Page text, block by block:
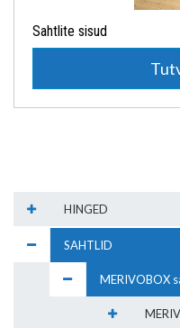
Sahtlite sisud
HINGED
SAHTLID
MERIVOBOX